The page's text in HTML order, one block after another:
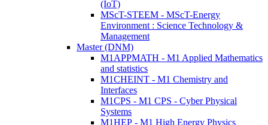
(IoT)
MScT-STEEM - MScT-Energy
Environment : Science Technology &
Management
Master (DNM)
M1APPMATH - M1 Applied Mathematics
and statistics
M1CHEINT - M1 Chemistry and
Interfaces
M1CPS - M1 CPS - Cyber Physical
Systems
M1HEP - M1 High Energy Physics